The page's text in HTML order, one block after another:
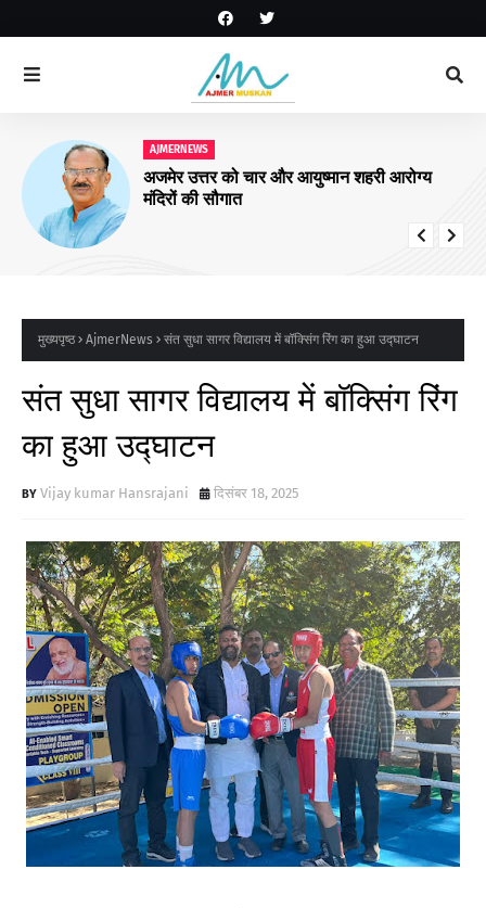
AJMERNEWS
अजमेर उत्तर को चार और आयुष्मान शहरी आरोग्य
मंदिरों की सौगात
मुख्यपृष्ठ AjmerNews संत सुधा सागर विद्यालय में बॉक्सिंग रिंग का हुआ उद्घाटन
संत सुधा सागर विद्यालय में बॉक्सिंग रिंग
का हुआ उद्घाटन
Vijay kumar Hansrajani दिसंबर 18, 2025